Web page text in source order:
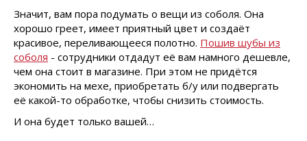
Значит, вам пора подумать о вещи из соболя. Она
хорошо греет, имеет приятный цвет и создаёт
красивое, переливающееся полотно. Пошив шубы из
соболя - сотрудники отдадут её вам намного дешевле,
чем она стоит в магазине. При этом не придётся
экономить на мехе, приобретать б/у или подвергать
её какой-то обработке, чтобы снизить стоимость.
И она будет только вашей…